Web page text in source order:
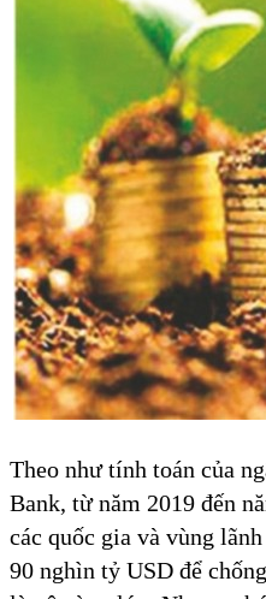
Theo như tính toán của
Bank, từ năm 2019 đến
các quốc gia và vùng
90 nghìn tỷ USD để